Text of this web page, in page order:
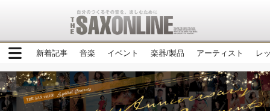
新着記事 音楽 イベント 楽器/製品 アーティスト レ